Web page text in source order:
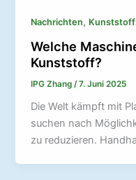
Nachrichten,
Welche
Kunststoff?
IPG Zhang /7. Juni 2025
Die Welt kämpft mit
suchen nach
zu reduzieren.